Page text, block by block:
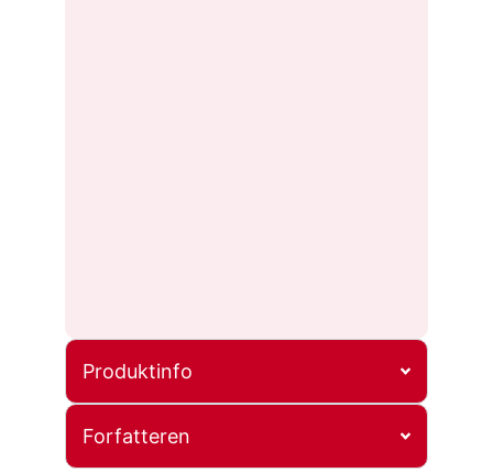
Produktinfo
Forfatteren